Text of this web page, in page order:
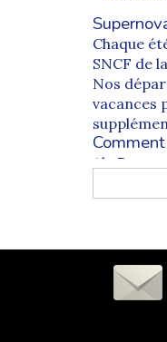
Chaque
SNCF de
Nos
vacances
Ah, Beaune
Sur